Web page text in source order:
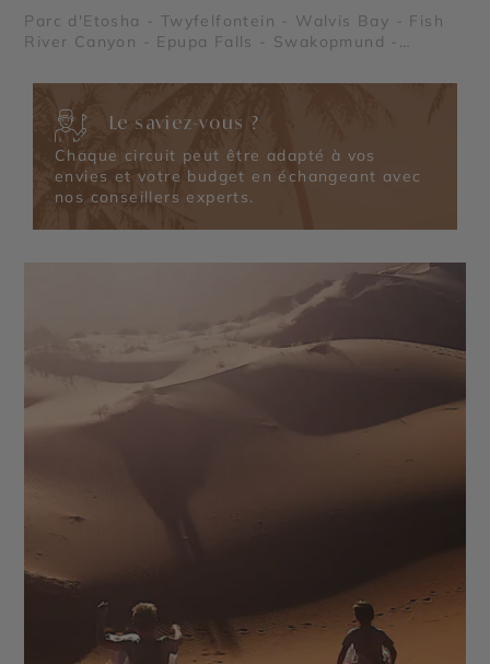
Parc d'Etosha - Twyfelfontein - Walvis Bay - Fish
River Canyon - Epupa Falls - Swakopmund -
Le saviez-vous ?
Chaque circuit peut être adapté à vos
envies et votre budget en échangeant avec
nos conseillers experts.